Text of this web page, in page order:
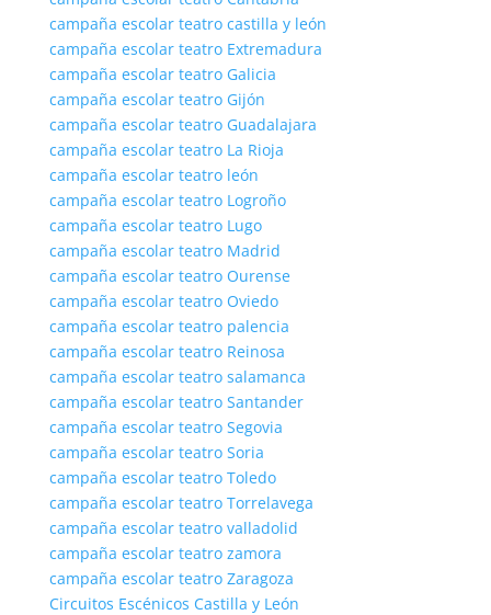
campaña escolar teatro castilla y león
campaña escolar teatro Extremadura
campaña escolar teatro Galicia
campaña escolar teatro Gijón
campaña escolar teatro Guadalajara
campaña escolar teatro La Rioja
campaña escolar teatro león
campaña escolar teatro Logroño
campaña escolar teatro Lugo
campaña escolar teatro Madrid
campaña escolar teatro Ourense
campaña escolar teatro Oviedo
campaña escolar teatro palencia
campaña escolar teatro Reinosa
campaña escolar teatro salamanca
campaña escolar teatro Santander
campaña escolar teatro Segovia
campaña escolar teatro Soria
campaña escolar teatro Toledo
campaña escolar teatro Torrelavega
campaña escolar teatro valladolid
campaña escolar teatro zamora
campaña escolar teatro Zaragoza
Circuitos Escénicos Castilla y León